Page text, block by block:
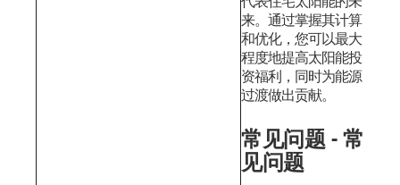
来。通过掌握其计算
和优化，您可以最大
程度地提高太阳能投
资福利，同时为能源
过渡做出贡献。
常见问题 - 常
见问题